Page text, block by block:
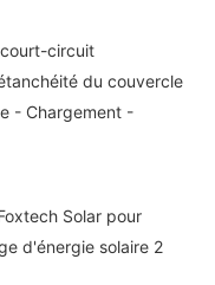
circuit
du couvercle
- Chargement -